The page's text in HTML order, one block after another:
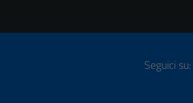
Seguici su: